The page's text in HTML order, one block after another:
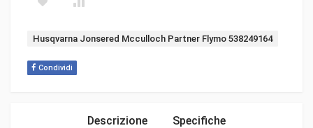
Tag:
Husqvarna Jonsered Mcculloch Partner Flymo 538249164
Condividi
Descrizione Specifiche